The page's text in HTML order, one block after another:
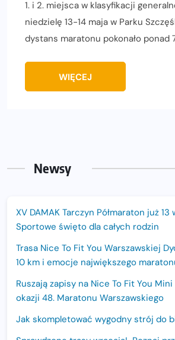
1. i 2. miejsca w klasyfikacji
niedzielę 13-14 maja w Parku
dystans maratonu pokonało ponad
WIĘCEJ
Newsy
XV DAMAK Tarczyn Półmaraton już 13
Sportowe święto dla całych rodzin
Trasa Nice To Fit You Warszawskiej
10 km i emocje największego
Ruszają zapisy na Nice To Fit You
okazji 48. Maratonu Warszawskiego
Jak skompletować wygodny strój do